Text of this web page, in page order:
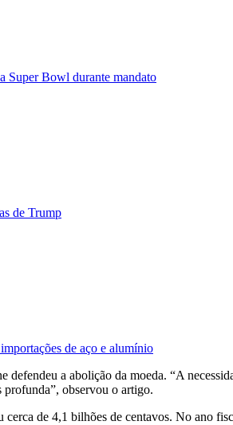
Super Bowl durante mandato
de Trump
de aço e alumínio
a abolição da moeda. “A
observou o artigo.
de 4,1 bilhões de centavos. No ano